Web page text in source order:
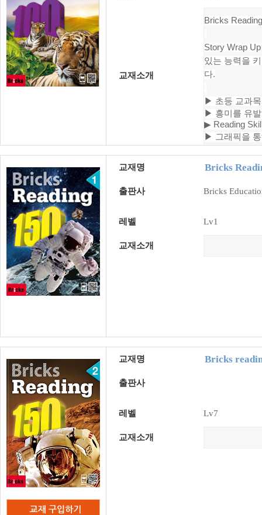
교재소개
Bricks
Story Wrap
있는 능력을
다.
▶ 초등 교과
▶ 흥미를 유
▶ Reading
▶ 그래픽을
교재명 Bricks
출판사 Bricks
레벨 Lv1
교재소개
교재명 Bricks
출판사
레벨 Lv7
교재소개